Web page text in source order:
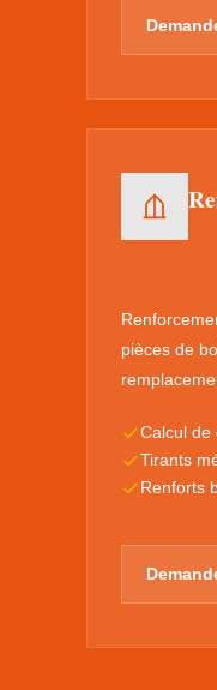
pièces de
Calcul de
Tirants
Renforts